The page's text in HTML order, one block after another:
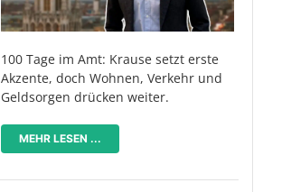
100 Tage im Amt: Krause setzt erste
Akzente, doch Wohnen, Verkehr und
Geldsorgen drücken weiter.
MEHR LESEN ...